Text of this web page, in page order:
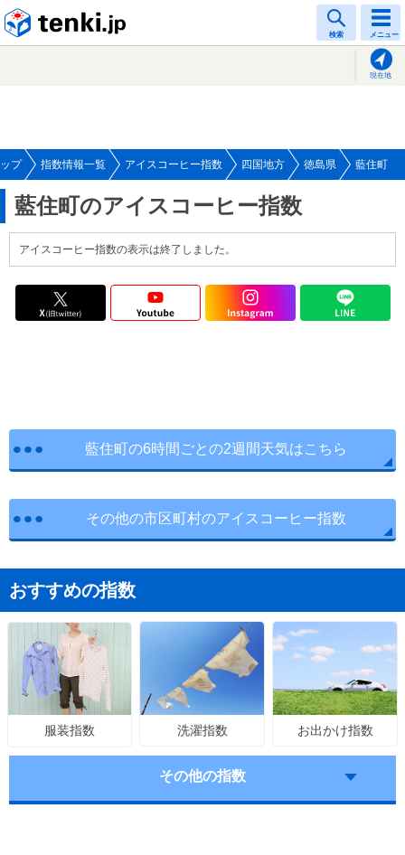
検索 メニュー
現在地
プ 指数情報一覧 アイスコーヒー指数 四国地方 徳島県 藍住町
藍住町のアイスコーヒー指数
アイスコーヒー指数の表示は終了しました。
藍住町の6時間ごとの2週間天気はこちら
その他の市区町村のアイスコーヒー指数
おすすめの指数
服装指数 洗濯指数 お出かけ指数
その他の指数